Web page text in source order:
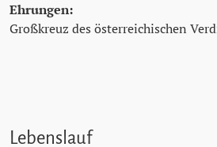
Ehrungen:
Großkreuz des österreichischen
Lebenslauf